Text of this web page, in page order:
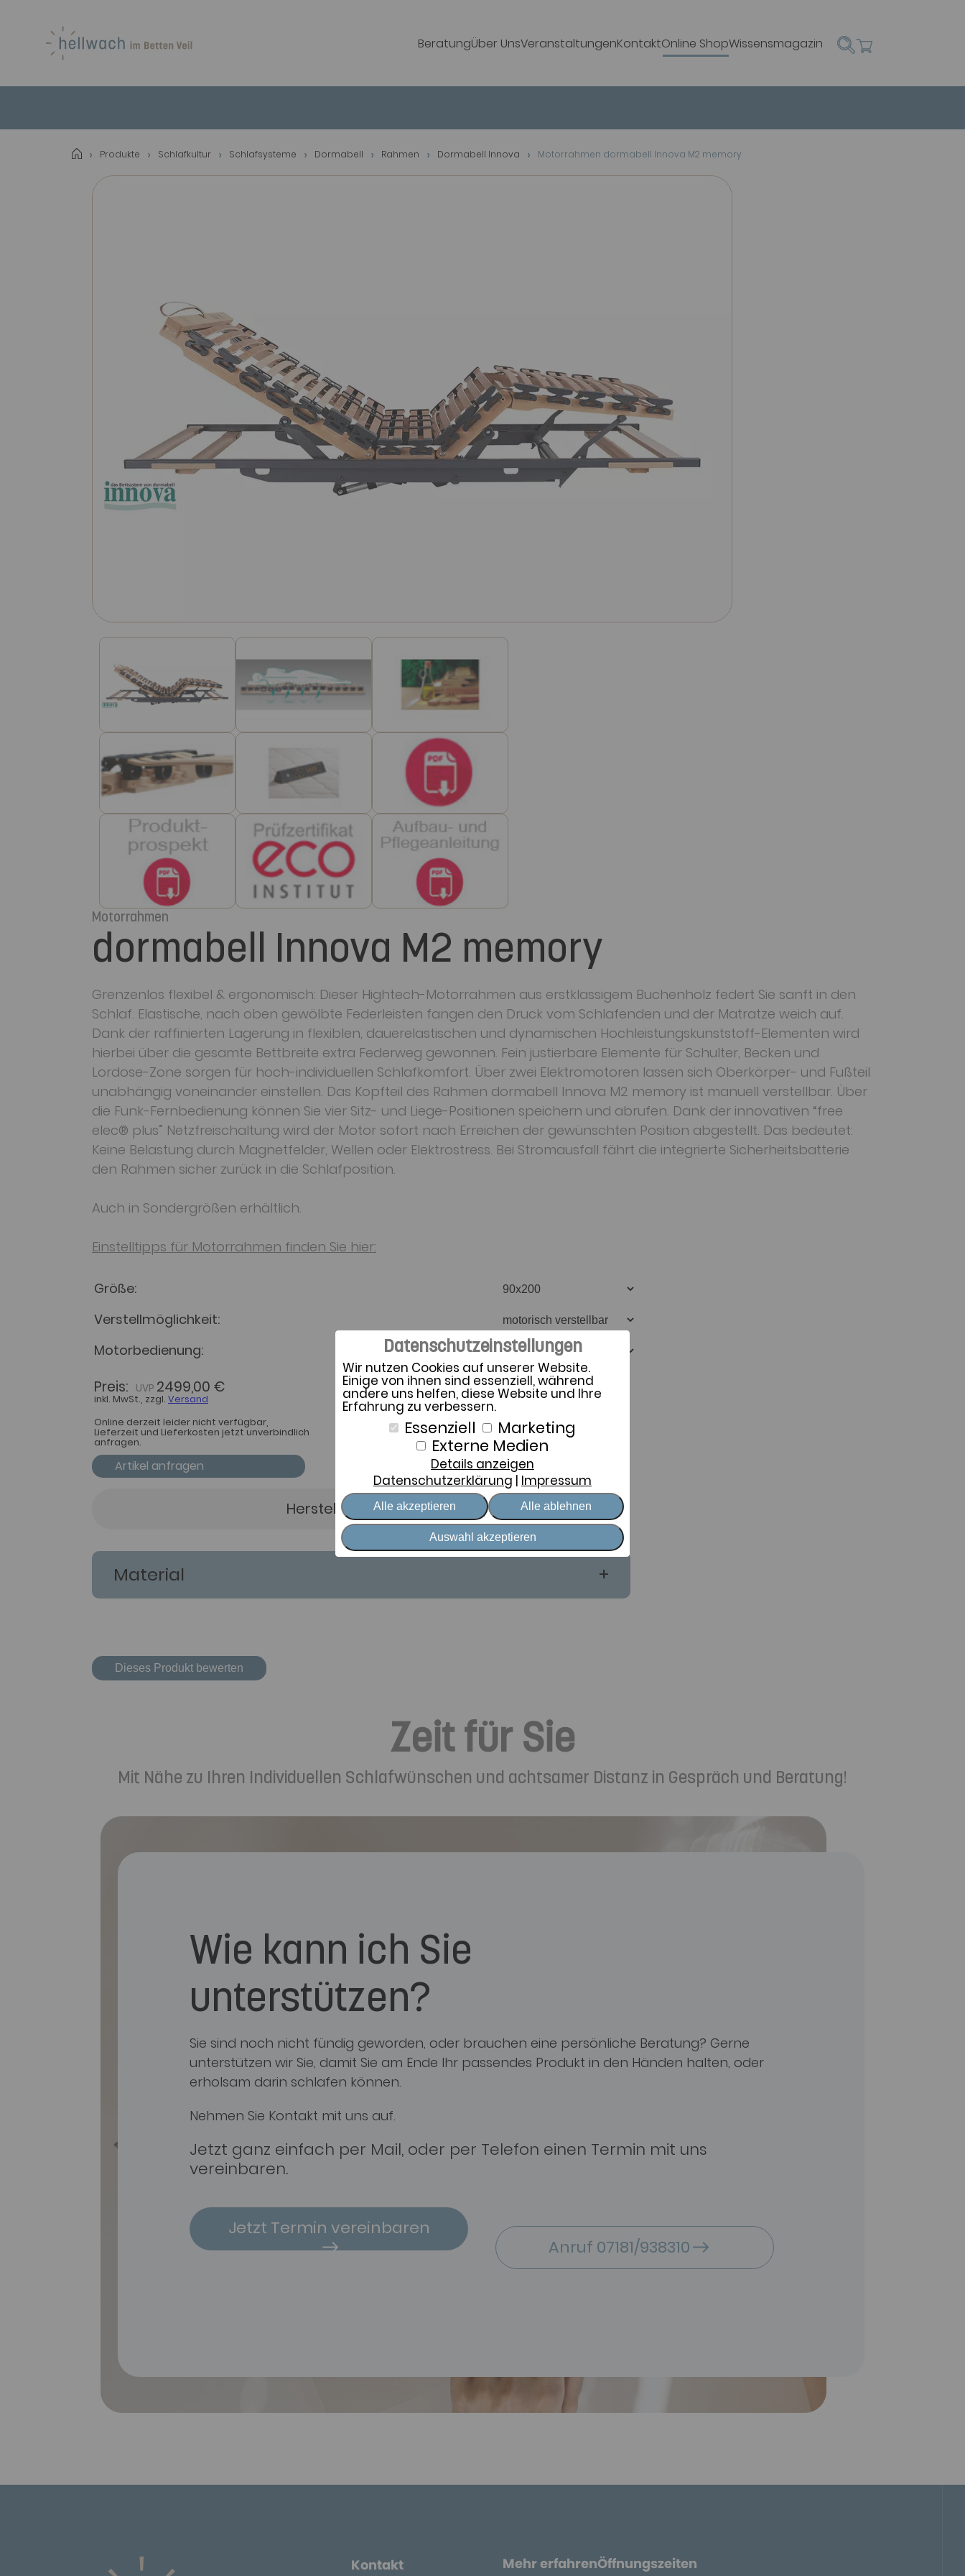
Datenschutzeinstellungen
Wir nutzen Cookies auf unserer Website.
Einige von ihnen sind essenziell, während
andere uns helfen, diese Website und Ihre
Erfahrung zu verbessern.
Essenziell
Marketing
Externe Medien
Details anzeigen
Datenschutzerklärung Impressum
Alle akzeptieren Alle ablehnen
Auswahl akzeptieren
BeratungÜber UnsVeranstaltungenKontaktOnline ShopWissensmagazin
Produkte Schlafkultur Schlafsysteme Dormabell Rahmen Dormabell Innova Motorrahmen dormabell Innova M2 memory
Motorrahmen
dormabell Innova M2 memory
Grenzenlos flexibel & ergonomisch: Dieser Hightech-Motorrahmen aus erstklassigem Buchenholz federt Sie sanft in den
Schlaf. Elastische, nach oben gewölbte Federleisten fangen den Druck vom Schlafenden und der Matratze weich auf.
Dank der raffinierten Lagerung in flexiblen, dauerelastischen und dynamischen Hochleistungskunststoff-Elementen wird
hierbei über die gesamte Bettbreite extra Federweg gewonnen. Fein justierbare Elemente für Schulter, Becken und
Lordose-Zone sorgen für hoch-individuellen Schlafkomfort. Über zwei Elektromotoren lassen sich Oberkörper- und Fußteil
unabhängig voneinander einstellen. Das Kopfteil des Rahmen dormabell Innova M2 memory ist manuell verstellbar. Über
die Funk-Fernbedienung können Sie vier Sitz- und Liege-Positionen speichern und abrufen. Dank der innovativen “free
elec® plus” Netzfreischaltung wird der Motor sofort nach Erreichen der gewünschten Position abgestellt. Das bedeutet:
Keine Belastung durch Magnetfelder, Wellen oder Elektrostress. Bei Stromausfall fährt die integrierte Sicherheitsbatterie
den Rahmen sicher zurück in die Schlafposition.
Auch in Sondergrößen erhältlich.
Einstelltipps für Motorrahmen finden Sie hier:
Größe
Verstellmöglichkeit
Motorbedienung
Preis: 2499,00 €
inkl. MwSt., zzgl. Versand
Online derzeit leider nicht verfügbar,
Lieferzeit und Lieferkosten jetzt unverbindlich
anfragen.
Artikel anfragen
Herstellerinformation
Material
Dieses Produkt bewerten
Zeit für Sie
Mit Nähe zu Ihren Individuellen Schlafwünschen und achtsamer Distanz in Gespräch und Beratung!
Wie kann ich Sie
unterstützen?
Sie sind noch nicht fündig geworden, oder brauchen eine persönliche Beratung? Gerne
unterstützen wir Sie, damit Sie am Ende Ihr passendes Produkt in den Händen halten, oder
erholsam darin schlafen können.
Nehmen Sie Kontakt mit uns auf.
Jetzt ganz einfach per Mail, oder per Telefon einen Termin mit uns
vereinbaren.
Jetzt Termin vereinbaren
Anruf 07181/938310
Kontakt Mehr erfahrenÖffnungszeiten